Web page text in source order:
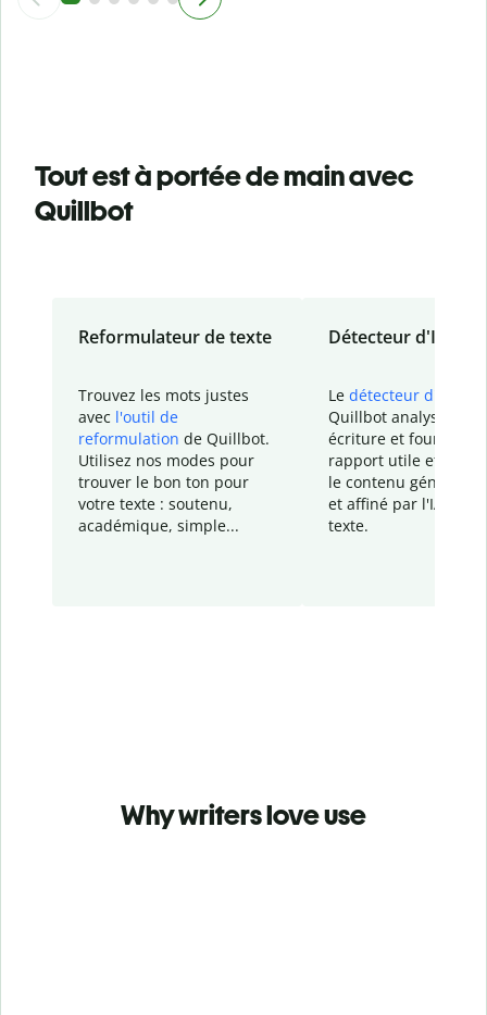
Tout est à portée de main avec
Quillbot
Reformulateur de texte
Trouvez les mots justes
avec l'outil de
reformulation de Quillbot.
Utilisez nos modes pour
trouver le bon ton pour
votre texte : soutenu,
académique, simple...
Détecteur d'IA
Le détecteur d'IA
Quillbot analyse votre
écriture et fournit un
rapport utile et
le contenu généré
et affiné par l'IA
texte.
Why writers love use